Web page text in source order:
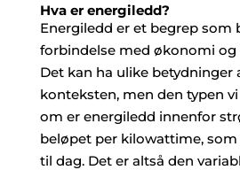
Hva er energiledd?
Energiledd er et begrep som
forbindelse med økonomi og
Det kan ha ulike betydninger
konteksten, men den typen
om er energiledd innenfor
beløpet per kilowattime,
til dag. Det er altså den